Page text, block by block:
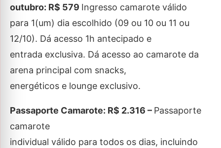
outubro: R$ 579 Ingresso camarote válido
para 1(um) dia escolhido (09 ou 10 ou 11 ou
12/10). Dá acesso 1h antecipado e
entrada exclusiva. Dá acesso ao camarote da
arena principal com snacks,
energéticos e lounge exclusivo.
Passaporte Camarote: R$ 2.316 – Passaporte
camarote
individual válido para todos os dias, incluindo